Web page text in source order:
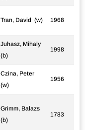
Tran, David (w) 1968
Juhasz, Mihaly
(b)
1998
Czina, Peter
(w)
1956
Grimm, Balazs
(b)
1783